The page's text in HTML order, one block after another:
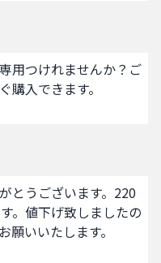
用つけれませんか？ご
購入できます。
とうございます。220
。値下げ致しましたの
願いいたします。